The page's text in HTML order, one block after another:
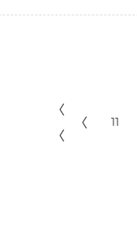
〈
〈
〈 11